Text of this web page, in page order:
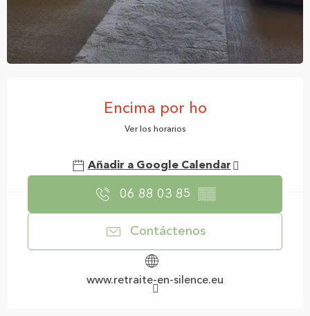
Encima por ho
Ver los horarios
Añadir a Google Calendar
06 88 03 85 ▒▒
Contáctenos
www.retraite-en-silence.eu